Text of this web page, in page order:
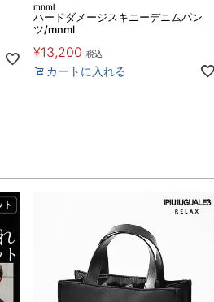
mnml
ハードダメージスキニーデニムパン
ツ/mnml
¥13,200 税込
カートに入れる